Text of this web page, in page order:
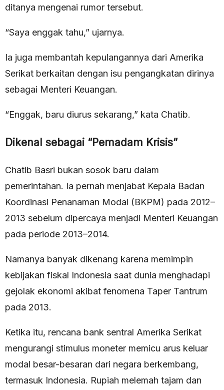
ditanya mengenai rumor tersebut.
“Saya enggak tahu,” ujarnya.
Ia juga membantah kepulangannya dari Amerika
Serikat berkaitan dengan isu pengangkatan dirinya
sebagai Menteri Keuangan.
“Enggak, baru diurus sekarang,” kata Chatib.
Dikenal sebagai “Pemadam Krisis”
Chatib Basri bukan sosok baru dalam
pemerintahan. Ia pernah menjabat Kepala Badan
Koordinasi Penanaman Modal (BKPM) pada 2012–
2013 sebelum dipercaya menjadi Menteri Keuangan
pada periode 2013–2014.
Namanya banyak dikenang karena memimpin
kebijakan fiskal Indonesia saat dunia menghadapi
gejolak ekonomi akibat fenomena Taper Tantrum
pada 2013.
Ketika itu, rencana bank sentral Amerika Serikat
mengurangi stimulus moneter memicu arus keluar
modal besar-besaran dari negara berkembang,
termasuk Indonesia. Rupiah melemah tajam dan